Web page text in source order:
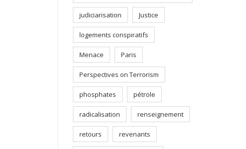
judiciarisation Justice
logements conspiratifs
Menace Paris
Perspectives on Terrorism
phosphates pétrole
radicalisation renseignement
retours revenants